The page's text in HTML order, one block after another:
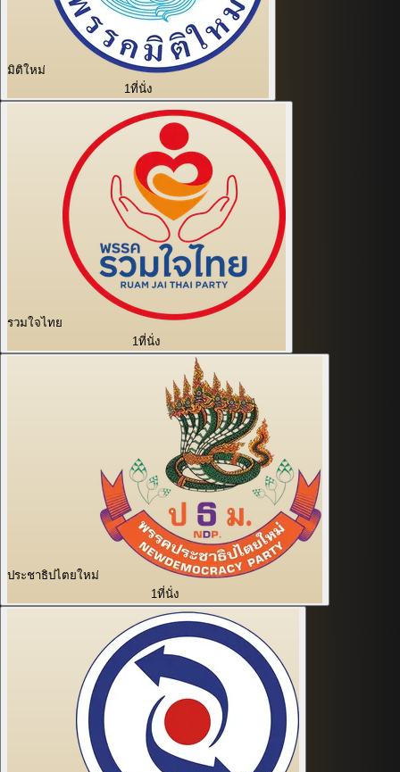
มิติใหม่
1ที่นั่ง
รวมใจไทย
1ที่นั่ง
ประชาธิปไตยใหม่
1ที่นั่ง